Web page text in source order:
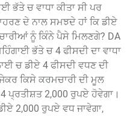
ਭੱਤੇ ਚ ਵਾਧਾ ਕੀਤਾ ਸੀ ਪਰ
ਦੇ ਨਾਲ ਸਮਝਦੇ ਹਾਂ ਕਿ ਡੀਏ
ਨੂੰ ਕਿੰਨੇ ਪੈਸੇ ਮਿਲਣਗੇ? DA
ਭੱਤੇ ਚ 4 ਫੀਸਦੀ ਦਾ ਵਾਧਾ
ਚ ਡੀਏ 4 ਫੀਸਦੀ ਵਧਣ ਦੀ
ਕਿਸੇ ਕਰਮਚਾਰੀ ਦੀ ਮੂਲ
ਪ੍ਰਤੀਸ਼ਤ 2,000 ਰੁਪਏ ਹੋਵੇਗਾ।
2,000 ਰੁਪਏ ਵਧ ਜਾਵੇਗਾ,